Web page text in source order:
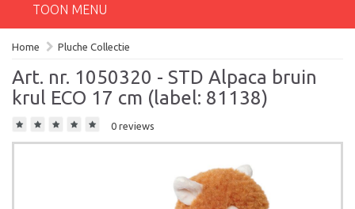
TOON MENU
Home Pluche Collectie
Art. nr. 1050320 - STD Alpaca bruin
krul ECO 17 cm (label: 81138)
0 reviews